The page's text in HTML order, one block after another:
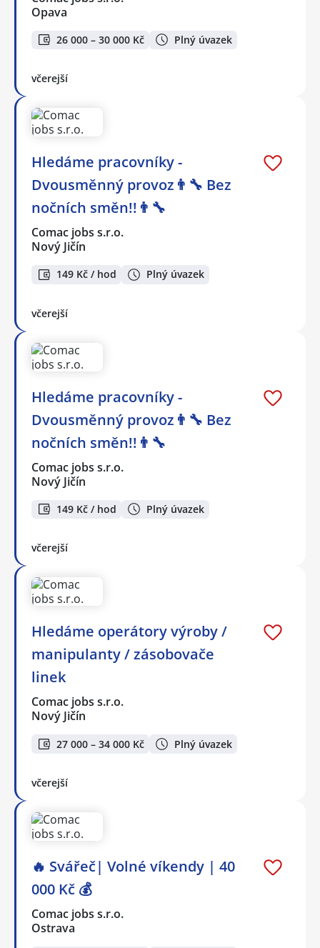
Opava
26 000 – 30 000 Kč Plný úvazek
včerejší
Hledáme pracovníky -
Dvousměnný provoz👨‍🔧 Bez
nočních směn!!👨‍🔧
Comac jobs s.r.o.
Nový Jičín
149 Kč / hod Plný úvazek
včerejší
Hledáme pracovníky -
Dvousměnný provoz👨‍🔧 Bez
nočních směn!!👨‍🔧
Comac jobs s.r.o.
Nový Jičín
149 Kč / hod Plný úvazek
včerejší
Hledáme operátory výroby /
manipulanty / zásobovače
linek
Comac jobs s.r.o.
Nový Jičín
27 000 – 34 000 Kč Plný úvazek
včerejší
🔥 Svářeč| Volné víkendy | 40
000 Kč 💰
Comac jobs s.r.o.
Ostrava